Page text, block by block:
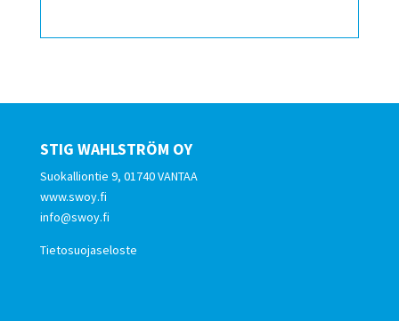
STIG WAHLSTRÖM OY
Suokalliontie 9, 01740 VANTAA
www.swoy.fi
info@swoy.fi
Tietosuojaseloste